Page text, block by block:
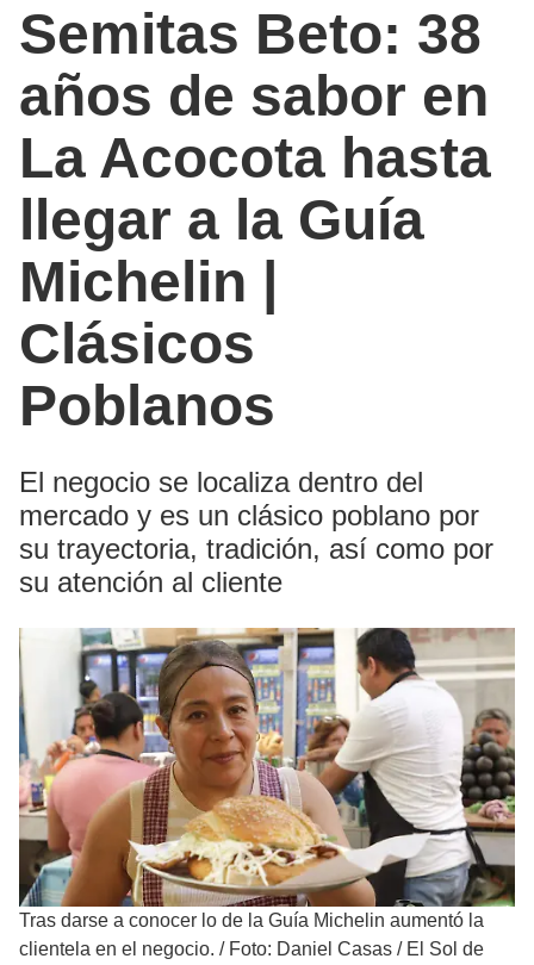
Semitas Beto: 38
años de sabor en
La Acocota hasta
llegar a la Guía
Michelin |
Clásicos
Poblanos
El negocio se localiza dentro del
mercado y es un clásico poblano por
su trayectoria, tradición, así como por
su atención al cliente
Tras darse a conocer lo de la Guía Michelin aumentó la
clientela en el negocio. / Foto: Daniel Casas / El Sol de